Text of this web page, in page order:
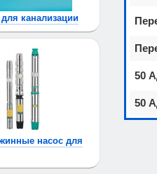
50
50
канализации
насос для